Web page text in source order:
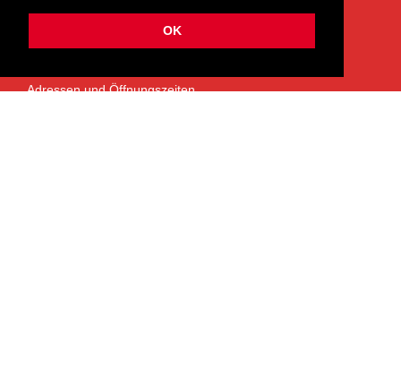
OK
ÜBER UNS
Adressen und Öffnungszeiten